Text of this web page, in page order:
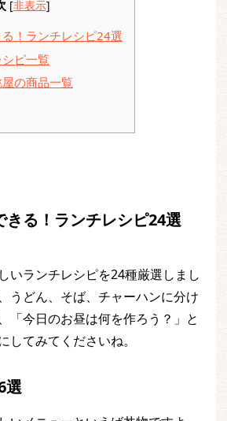
[非表示]
！ランチレシピ24選
ピ一覧
の商品一覧
きる！ランチレシピ24選
いランチレシピを24種厳選しまし
うどん、そば、チャーハンに分け
「今日のお昼は何を作ろう？」と
してみてくださいね。
選